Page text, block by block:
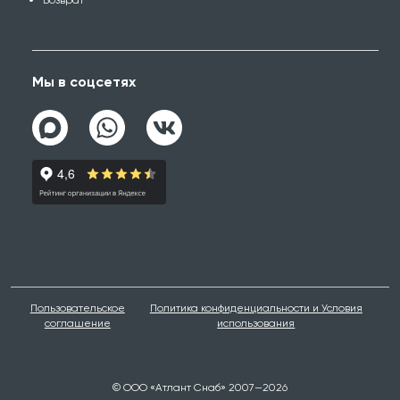
Мы в соцсетях
© ООО «Атлант Снаб» 2007—2026
Пользовательское
соглашение
Политика конфиденциальности и Условия
использования